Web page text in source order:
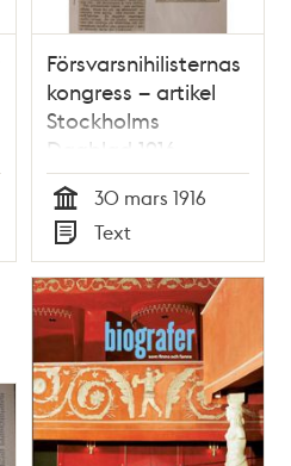
Försvarsnihilisternas
kongress – artikel
Stockholms
Dagblad 1916
Tid
30 mars 1916
Typ
Text